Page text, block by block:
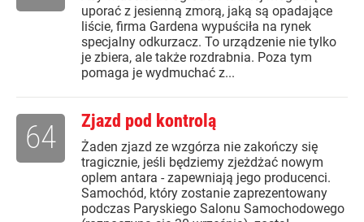
uporać z jesienną zmorą, jaką są opadające
liście, firma Gardena wypuściła na rynek
specjalny odkurzacz. To urządzenie nie tylko
je zbiera, ale także rozdrabnia. Poza tym
pomaga je wydmuchać z...
Zjazd pod kontrolą
Żaden zjazd ze wzgórza nie zakończy się
tragicznie, jeśli będziemy zjeżdżać nowym
oplem antara - zapewniają jego producenci.
Samochód, który zostanie zaprezentowany
podczas Paryskiego Salonu Samochodowego
64